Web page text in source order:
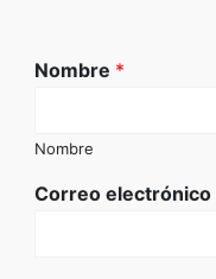
Nombre *
Nombre
Correo electrónico